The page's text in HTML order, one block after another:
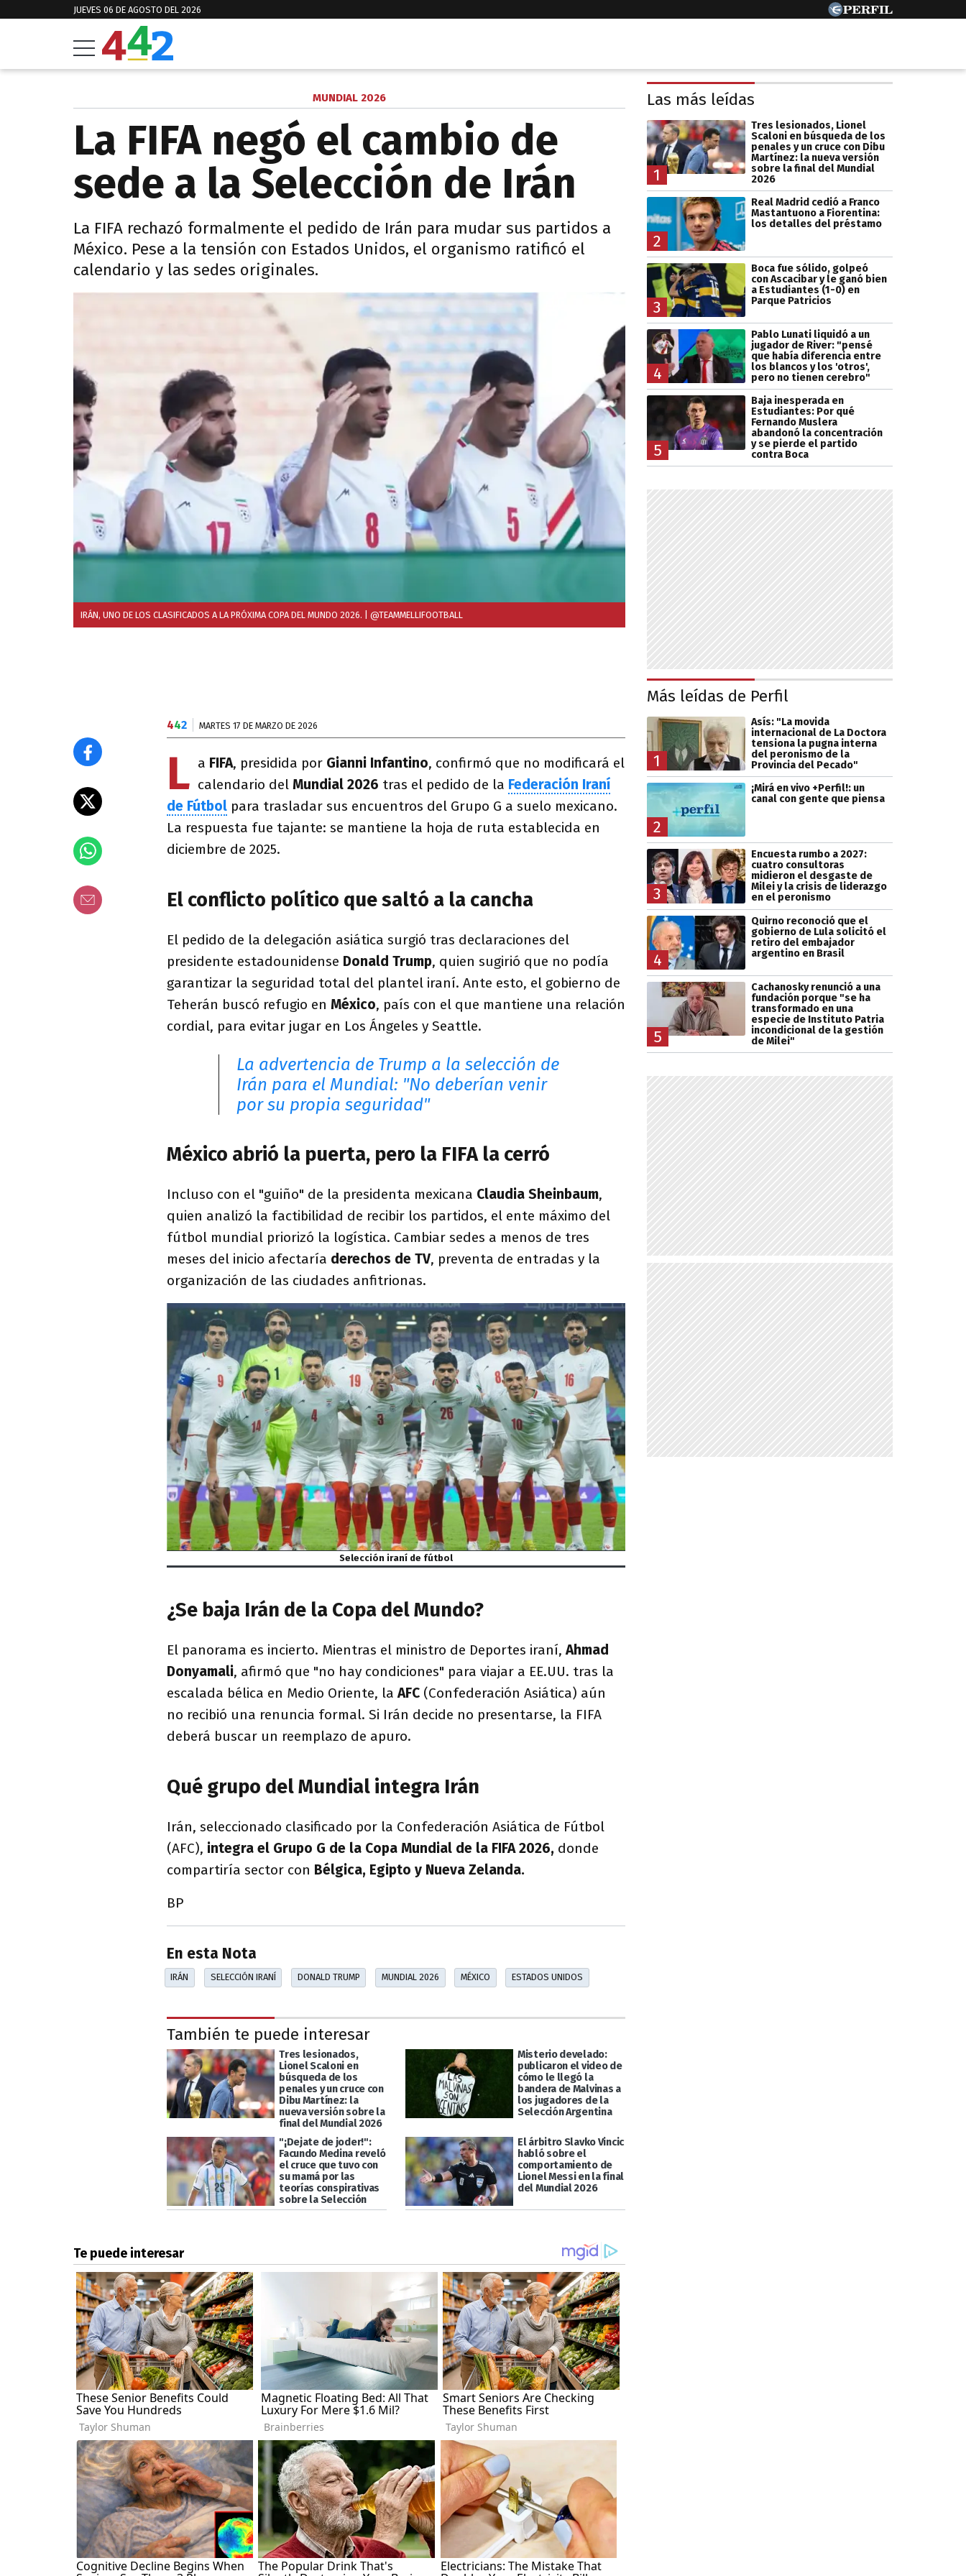
JUEVES 06 DE AGOSTO DEL 2026
MUNDIAL 2026
La FIFA negó el cambio de
sede a la Selección de Irán
La FIFA rechazó formalmente el pedido de Irán para mudar sus partidos a
México. Pese a la tensión con Estados Unidos, el organismo ratificó el
calendario y las sedes originales.
IRÁN, UNO DE LOS CLASIFICADOS A LA PRÓXIMA COPA DEL MUNDO 2026. | @TEAMMELLIFOOTBALL
442 MARTES 17 DE MARZO DE 2026
L a FIFA, presidida por Gianni Infantino, confirmó que no modificará el
calendario del Mundial 2026 tras el pedido de la Federación Iraní
de Fútbol para trasladar sus encuentros del Grupo G a suelo mexicano.
La respuesta fue tajante: se mantiene la hoja de ruta establecida en
diciembre de 2025.
El conflicto político que saltó a la cancha
El pedido de la delegación asiática surgió tras declaraciones del
presidente estadounidense Donald Trump, quien sugirió que no podía
garantizar la seguridad total del plantel iraní. Ante esto, el gobierno de
Teherán buscó refugio en México, país con el que mantiene una relación
cordial, para evitar jugar en Los Ángeles y Seattle.
La advertencia de Trump a la selección de
Irán para el Mundial: "No deberían venir
por su propia seguridad"
México abrió la puerta, pero la FIFA la cerró
Incluso con el "guiño" de la presidenta mexicana Claudia Sheinbaum,
quien analizó la factibilidad de recibir los partidos, el ente máximo del
fútbol mundial priorizó la logística. Cambiar sedes a menos de tres
meses del inicio afectaría derechos de TV, preventa de entradas y la
organización de las ciudades anfitrionas.
Selección iraní de fútbol
¿Se baja Irán de la Copa del Mundo?
El panorama es incierto. Mientras el ministro de Deportes iraní,Ahmad
Donyamali, afirmó que "no hay condiciones" para viajar a EE.UU. tras la
escalada bélica en Medio Oriente, laAFC (Confederación Asiática) aún
no recibió una renuncia formal. Si Irán decide no presentarse, la FIFA
deberá buscar un reemplazo de apuro.
Qué grupo del Mundial integra Irán
Irán, seleccionado clasificado por la Confederación Asiática de Fútbol
(AFC), integra el Grupo G de la Copa Mundial de la FIFA 2026, donde
compartiría sector con Bélgica, Egipto y Nueva Zelanda.
BP
En esta Nota
IRÁN SELECCIÓN IRANÍ DONALD TRUMP MUNDIAL 2026 MÉXICO ESTADOS UNIDOS
También te puede interesar
Tres lesionados,
Lionel Scaloni en
búsqueda de los
penales y un cruce con
Dibu Martínez: la
nueva versión sobre la
final del Mundial 2026
Misterio develado:
publicaron el video de
cómo le llegó la
bandera de Malvinas a
los jugadores de la
Selección Argentina
"¡Dejate de joder!":
Facundo Medina reveló
el cruce que tuvo con
su mamá por las
teorías conspirativas
sobre la Selección
El árbitro Slavko Vincic
habló sobre el
comportamiento de
Lionel Messi en la final
del Mundial 2026
Las más leídas
1
Tres lesionados, Lionel
Scaloni en búsqueda de los
penales y un cruce con Dibu
Martínez: la nueva versión
sobre la final del Mundial
2026
2
Real Madrid cedió a Franco
Mastantuono a Fiorentina:
los detalles del préstamo
3
Boca fue sólido, golpeó
con Ascacibar y le ganó bien
a Estudiantes (1-0) en
Parque Patricios
4
Pablo Lunati liquidó a un
jugador de River: "pensé
que había diferencia entre
los blancos y los 'otros',
pero no tienen cerebro"
5
Baja inesperada en
Estudiantes: Por qué
Fernando Muslera
abandonó la concentración
y se pierde el partido
contra Boca
Más leídas de Perfil
1
Asís: "La movida
internacional de La Doctora
tensiona la pugna interna
del peronismo de la
Provincia del Pecado"
2
¡Mirá en vivo +Perfil!: un
canal con gente que piensa
3
Encuesta rumbo a 2027:
cuatro consultoras
midieron el desgaste de
Milei y la crisis de liderazgo
en el peronismo
4
Quirno reconoció que el
gobierno de Lula solicitó el
retiro del embajador
argentino en Brasil
5
Cachanosky renunció a una
fundación porque "se ha
transformado en una
especie de Instituto Patria
incondicional de la gestión
de Milei"